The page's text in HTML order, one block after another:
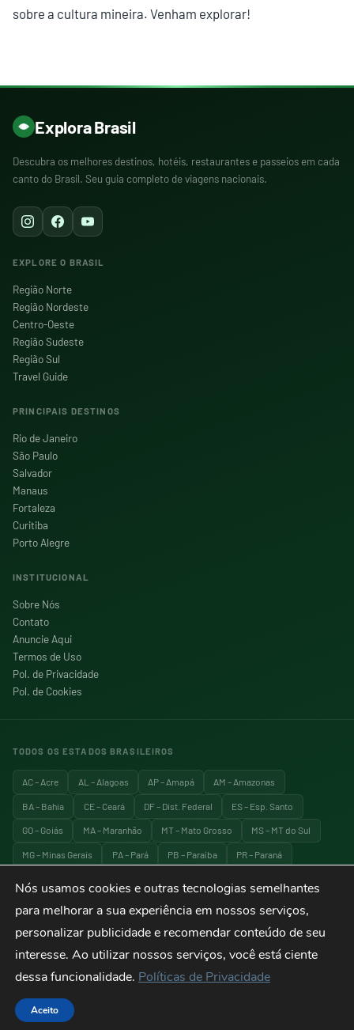
sobre a cultura mineira. Venham explorar!
Nós usamos cookies e outras tecnologias semelhantes
para melhorar a sua experiência em nossos serviços,
personalizar publicidade e recomendar conteúdo de seu
interesse. Ao utilizar nossos serviços, você está ciente
dessa funcionalidade. Políticas de Privacidade
Aceito
Explora Brasil
Descubra os melhores destinos, hotéis, restaurantes e passeios em cada
canto do Brasil. Seu guia completo de viagens nacionais.
EXPLORE O BRASIL
Região Norte
Região Nordeste
Centro-Oeste
Região Sudeste
Região Sul
Travel Guide
PRINCIPAIS DESTINOS
Rio de Janeiro
São Paulo
Salvador
Manaus
Fortaleza
Curitiba
Porto Alegre
INSTITUCIONAL
Sobre Nós
Contato
Anuncie Aqui
Termos de Uso
Pol. de Privacidade
Pol. de Cookies
TODOS OS ESTADOS BRASILEIROS
AC – Acre AL – Alagoas AP – Amapá AM – Amazonas
BA – Bahia CE – Ceará DF – Dist. Federal ES – Esp. Santo
GO – Goiás MA – Maranhão MT – Mato Grosso MS – MT do Sul
MG – Minas Gerais PA – Pará PB – Paraíba PR – Paraná
SP – São Paulo SE – Sergipe TO – Tocantins
© 2026 Explora Brasil — Todos os direitos reservados. Viagens, turismo e